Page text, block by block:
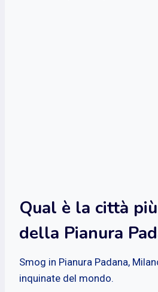
Qual è la città
della Pianura
Smog in Pianura Padana,
inquinate del mondo.